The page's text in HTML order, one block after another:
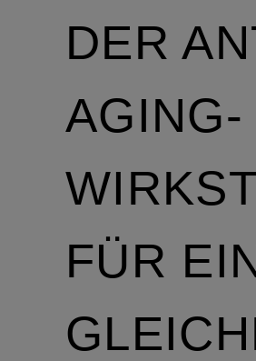
DER
AGING-
FÜR